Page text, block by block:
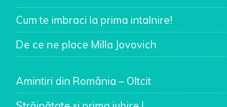
Cum te imbraci la prima intalnire!
De ce ne place Milla Jovovich
Amintiri din România – Oltcit